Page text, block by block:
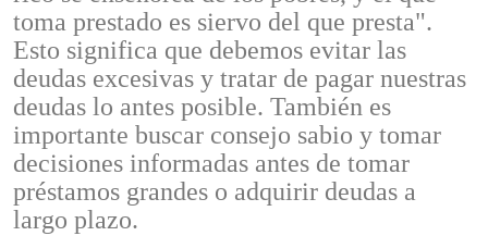
toma prestado es siervo del que presta".
Esto significa que debemos evitar las
deudas excesivas y tratar de pagar nuestras
deudas lo antes posible. También es
importante buscar consejo sabio y tomar
decisiones informadas antes de tomar
préstamos grandes o adquirir deudas a
largo plazo.